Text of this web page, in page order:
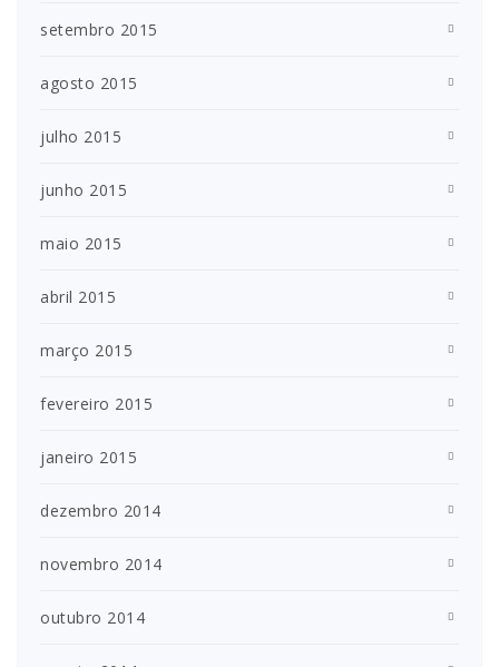
setembro 2015
agosto 2015
julho 2015
junho 2015
maio 2015
abril 2015
março 2015
fevereiro 2015
janeiro 2015
dezembro 2014
novembro 2014
outubro 2014